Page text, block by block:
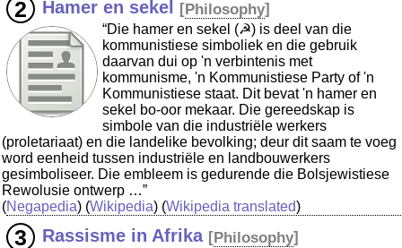
Hamer en sekel [Philosophy]
“Die hamer en sekel (☭) is deel van die
kommunistiese simboliek en die gebruik
daarvan dui op 'n verbintenis met
kommunisme, 'n Kommunistiese Party of 'n
Kommunistiese staat. Dit bevat 'n hamer en
sekel bo-oor mekaar. Die gereedskap is
simbole van die industriële werkers
(proletariaat) en die landelike bevolking; deur dit saam te voeg
word eenheid tussen industriële en landbouwerkers
gesimboliseer. Die embleem is gedurende die Bolsjewistiese
Rewolusie ontwerp …”
(Negapedia) (Wikipedia) (Wikipedia translated)
Rassisme in Afrika [Philosophy]